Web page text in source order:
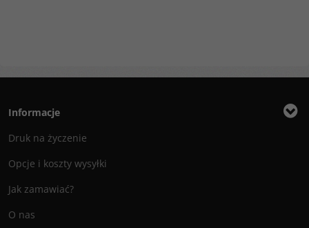
Informacje
Druk na życzenie
Opcje i koszty wysyłki
Jak zamawiać?
O nas